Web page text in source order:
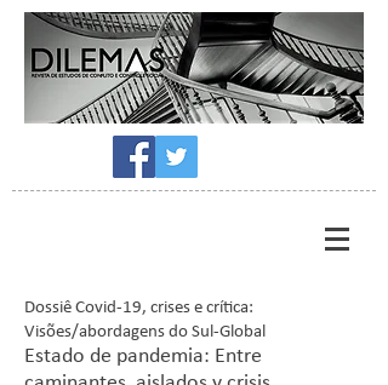
Dossiê Covid-19, crises e crítica:
Visões/abordagens do Sul-Global
Estado de pandemia: Entre